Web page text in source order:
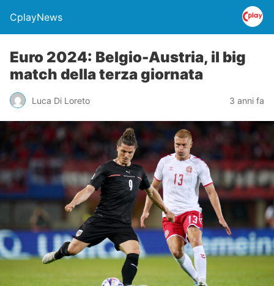
CplayNews
Euro 2024: Belgio-Austria, il big
match della terza giornata
Luca Di Loreto 3 anni fa